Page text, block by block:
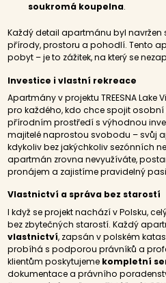
soukromá koupelna.
Každý detail apartmánu byl
přírody, prostoru a pohodlí. Tento
pobyt – je to zážitek, na který se
Investice i vlastní rekreace
Apartmány v projektu TREESNA Lake
pro každého, kdo chce spojit
přírodním prostředí s výhodnou
majitelé naprostou svobodu – svůj
kdykoliv bez jakýchkoliv sezónních
apartmán zrovna nevyužíváte,
pronájem a zajistíme pravidelný
Vlastnictví a správa bez starostí
I když se projekt nachází v Polsku,
bez zbytečných starostí. Každý
vlastnictví, zapsán v polském
probíhá s podporou právníků a
klientům poskytujeme kompletní
dokumentace a právního